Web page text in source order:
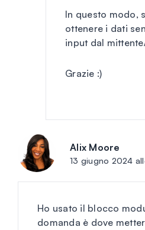
In questo modo,
ottenere i dati
input dal
Grazie :)
Alix Moore
13 giugno 2024
Ho usato il blocco
domanda è dove